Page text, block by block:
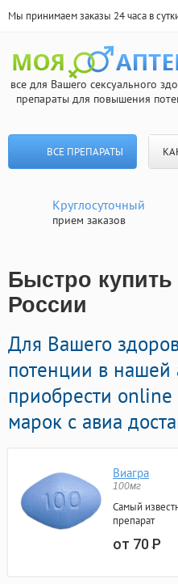
Мы принимаем заказы 24 часа в
все для Вашего сексуального
препараты для повышения
ВСЕ ПРЕПАРАТЫ
Круглосуточный
прием заказов
Быстро купить
России
Для Вашего
потенции в нашей
приобрести online
марок с авиа
Виагра
100мг
Самый
препарат
от 70Р